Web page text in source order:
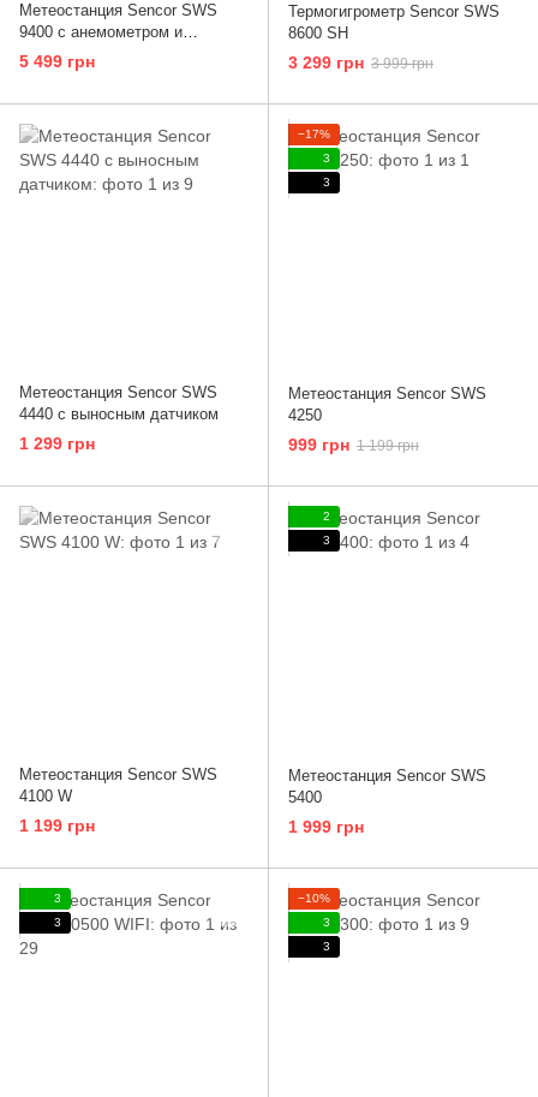
Метеостанция Sencor SWS
9400 с анемометром и
дождемером
5 499 грн
Термогигрометр Sencor SWS
8600 SH
3 299 грн 3 999 грн
Метеостанция Sencor SWS
4440 с выносным датчиком
1 299 грн
−17%
3
3
Метеостанция Sencor SWS
4250
999 грн 1 199 грн
Метеостанция Sencor SWS
4100 W
1 199 грн
2
3
Метеостанция Sencor SWS
5400
1 999 грн
3
3
−10%
3
3